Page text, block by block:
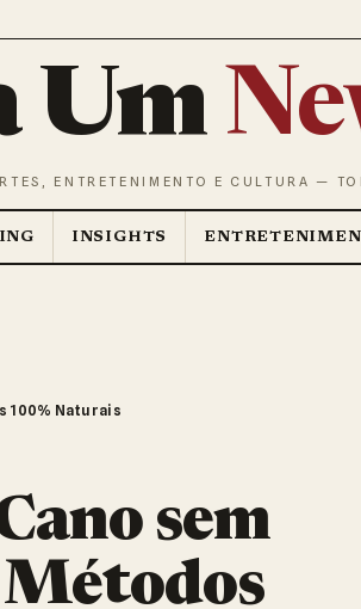
Um
ENTRETENIMENTO E CULTURA —
INSIGHTS
100% Naturais
sem